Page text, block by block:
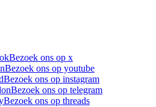
Bezoek ons op x
Bezoek ons op youtube
Bezoek ons op instagram
Bezoek ons op telegram
Bezoek ons op threads